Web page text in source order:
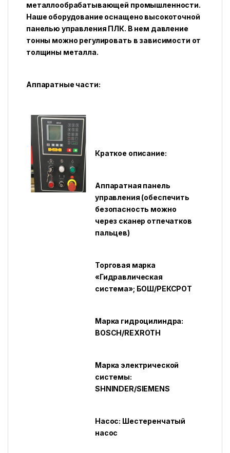
металлообрабатывающей промышленности.
Наше оборудование оснащено высокоточной
панелью управления ПЛК. В нем давление
тонны можно регулировать в зависимости от
толщины металла.
Аппаратные части:
Краткое описание:
Аппаратная панель
управления (обеспечить
безопасность можно
через сканер отпечатков
пальцев)
Торговая марка
«Гидравлическая
система»; БОШ/РЕКСРОТ
Марка гидроцилиндра:
BOSCH/REXROTH
Марка электрической
системы:
SHNINDER/SIEMENS
Насос: Шестеренчатый
насос